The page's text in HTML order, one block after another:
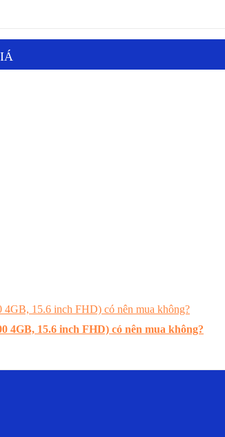
4GB, 15.6 inch FHD) có nên mua không?